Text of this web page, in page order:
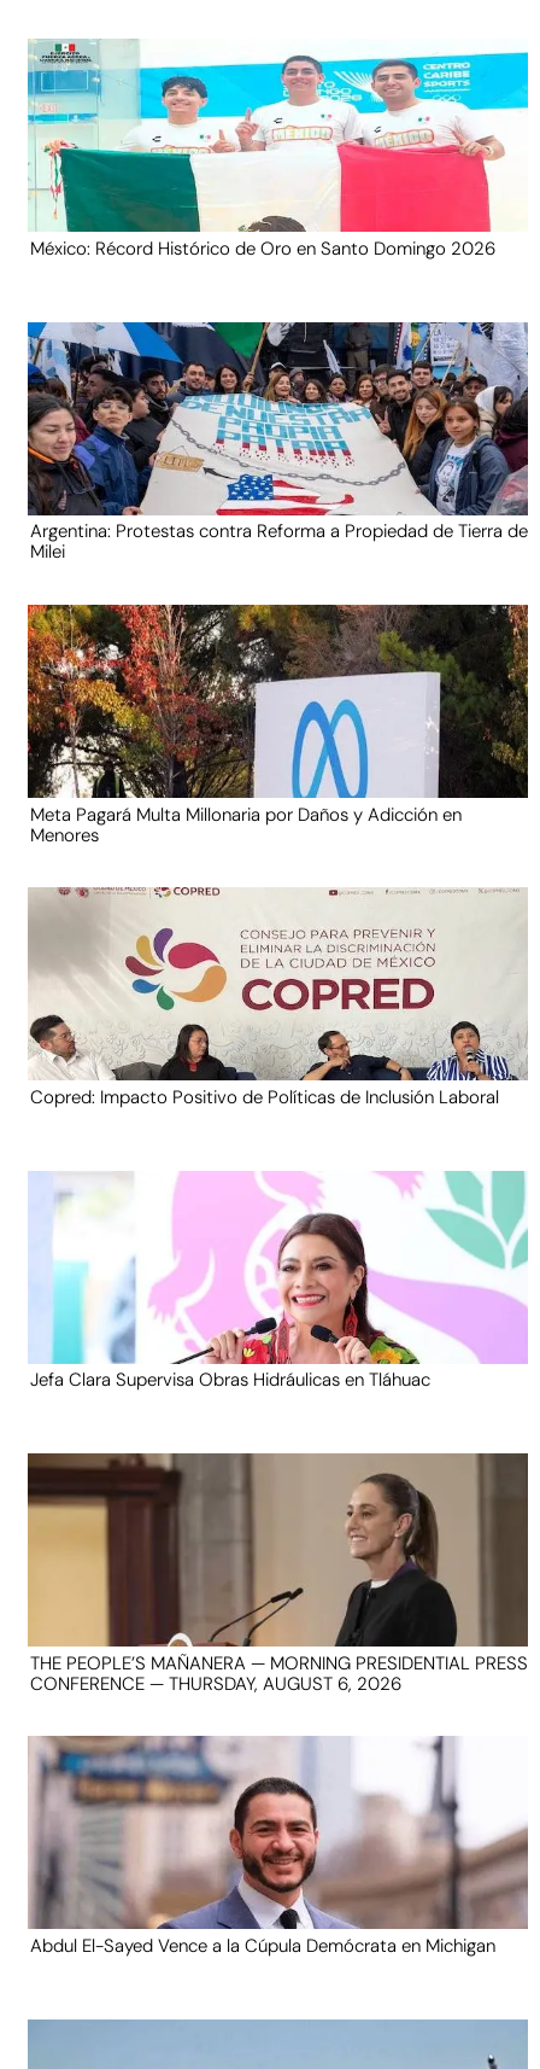
México: Récord Histórico de Oro en Santo Domingo 2026
Argentina: Protestas contra Reforma a Propiedad de Tierra de
Milei
Meta Pagará Multa Millonaria por Daños y Adicción en
Menores
Copred: Impacto Positivo de Políticas de Inclusión Laboral
Jefa Clara Supervisa Obras Hidráulicas en Tláhuac
THE PEOPLE’S MAÑANERA — MORNING PRESIDENTIAL PRESS
CONFERENCE — THURSDAY, AUGUST 6, 2026
Abdul El-Sayed Vence a la Cúpula Demócrata en Michigan